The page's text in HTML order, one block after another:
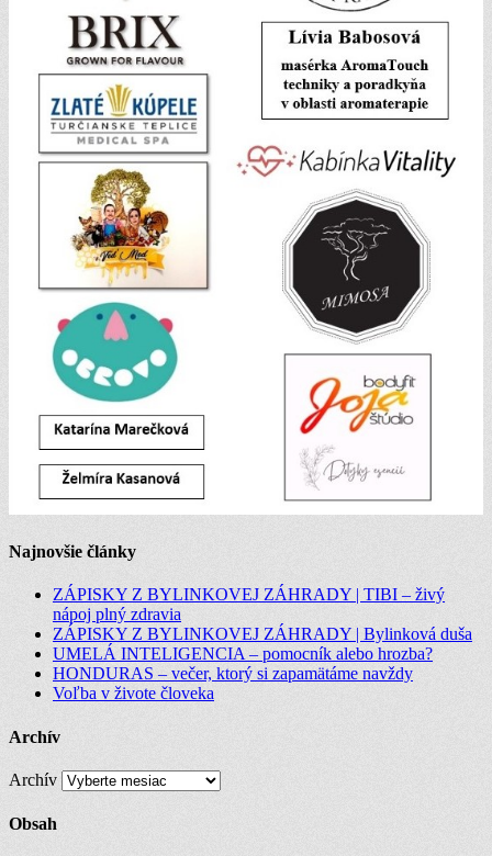
Najnovšie články
ZÁPISKY Z BYLINKOVEJ ZÁHRADY | TIBI – živý
nápoj plný zdravia
ZÁPISKY Z BYLINKOVEJ ZÁHRADY | Bylinková duša
UMELÁ INTELIGENCIA – pomocník alebo hrozba?
HONDURAS – večer, ktorý si zapamätáme navždy
Voľba v živote človeka
Archív
Archív
Obsah